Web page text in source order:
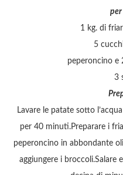
per
1 kg. di
5
peperoncino e
3
Lavare le patate sotto
per 40 minuti.Preparare i
peperoncino in abbondante
aggiungere i broccoli.Salare